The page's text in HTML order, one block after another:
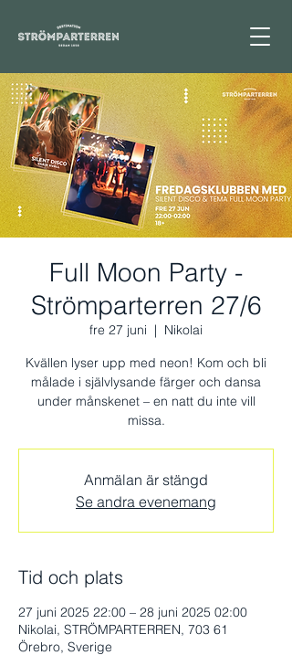
Full Moon Party -
Strömparterren 27/6
fre 27 juni
  |
Nikolai
Kvällen lyser upp med neon! Kom och bli
målade i självlysande färger och dansa
under månskenet – en natt du inte vill
missa.
Anmälan är stängd
Se andra evenemang
Tid och plats
27 juni 2025 22:00 – 28 juni 2025 02:00
Nikolai, STRÖMPARTERREN, 703 61
Örebro, Sverige